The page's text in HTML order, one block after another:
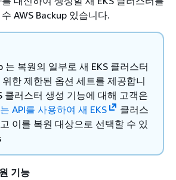
AWS Backup 있습니다.
는 복원의 일부로 새 EKS 클러스터
한 제한된 옵션 세트를 제공합니
클러스터 생성 기능에 대해 고객은
API를 사용하여 새 EKS
클러스
이를 복원 대상으로 선택할 수 있
기능